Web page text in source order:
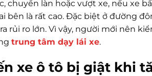
chuyển làn hoặc vượt xe, nếu xe
bên là rất cao. Đặc biệt ở đường
rủi ro lớn. Vì vậy, người mới nên
trung tâm dạy lái xe.
xe ô tô bị giật khi